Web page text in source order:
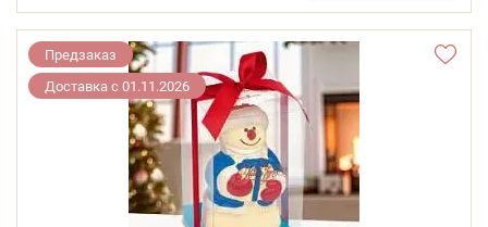
Предзаказ
Доставка с 01.11.2026